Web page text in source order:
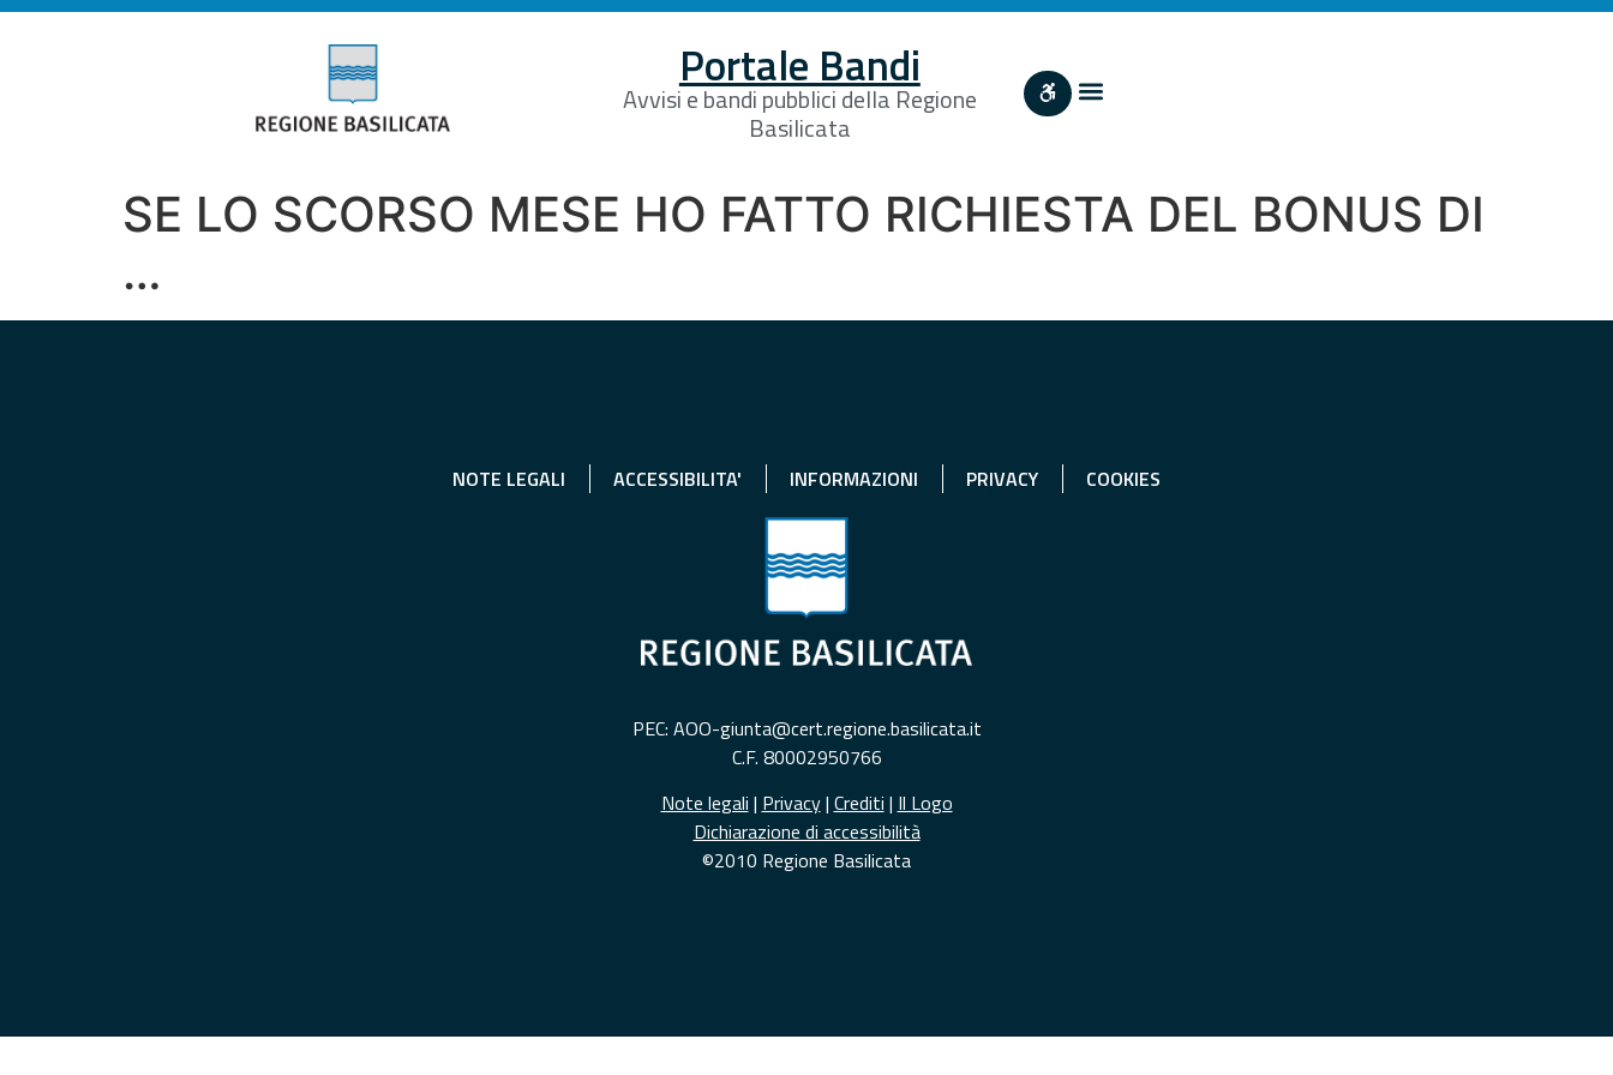
Portale Bandi
Avvisi e bandi pubblici della Regione
Basilicata
SE LO SCORSO MESE HO FATTO RICHIESTA DEL BONUS DI
…
NOTE LEGALI ACCESSIBILITA' INFORMAZIONI PRIVACY COOKIES
PEC: AOO-giunta@cert.regione.basilicata.it
C.F. 80002950766
Note legali | Privacy| Crediti | Il Logo
Dichiarazione di accessibilità
©2010 Regione Basilicata